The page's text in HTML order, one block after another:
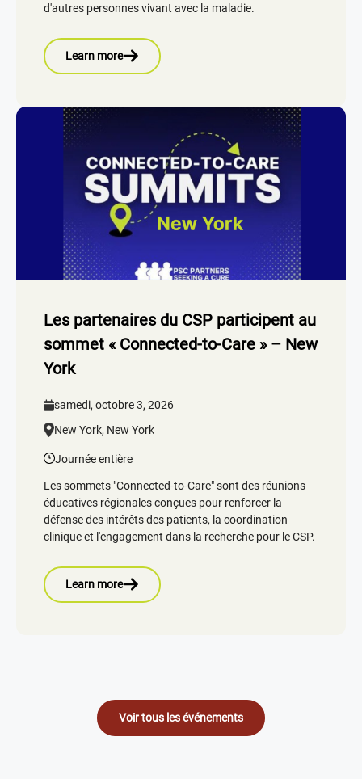
d'autres personnes vivant avec la maladie.
Learn more
Les partenaires du CSP participent au
sommet « Connected-to-Care » – New
York
samedi, octobre 3, 2026
New York, New York
Journée entière
Les sommets "Connected-to-Care" sont des réunions
éducatives régionales conçues pour renforcer la
défense des intérêts des patients, la coordination
clinique et l'engagement dans la recherche pour le CSP.
Learn more
Voir tous les événements